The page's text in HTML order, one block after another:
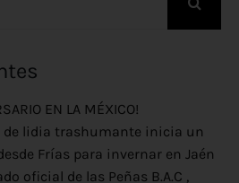
EN LA MÉXICO!
de lidia trashumante inicia un
Frías para invernar en Jaén
oficial de las Peñas B.A.C ,